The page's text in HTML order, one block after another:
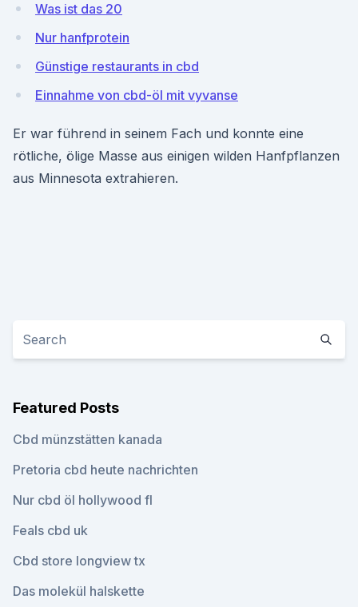
Was ist das 20
Nur hanfprotein
Günstige restaurants in cbd
Einnahme von cbd-öl mit vyvanse
Er war führend in seinem Fach und konnte eine
rötliche, ölige Masse aus einigen wilden Hanfpflanzen
aus Minnesota extrahieren.
Featured Posts
Cbd münzstätten kanada
Pretoria cbd heute nachrichten
Nur cbd öl hollywood fl
Feals cbd uk
Cbd store longview tx
Das molekül halskette